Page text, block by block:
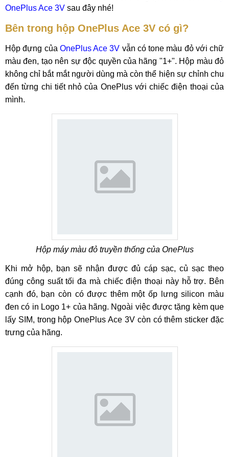
OnePlus Ace 3V sau đây nhé!
Bên trong hộp OnePlus Ace 3V có gì?
Hộp đựng của OnePlus Ace 3V vẫn có tone màu đỏ với chữ
màu đen, tạo nên sự độc quyền của hãng "1+". Hộp màu đỏ
không chỉ bắt mắt người dùng mà còn thể hiện sự chỉnh chu
đến từng chi tiết nhỏ của OnePlus với chiếc điện thoại của
mình.
Hộp máy màu đỏ truyền thống của OnePlus
Khi mở hộp, bạn sẽ nhận được đủ cáp sạc, củ sạc theo
đúng công suất tối đa mà chiếc điện thoại này hỗ trợ. Bên
cạnh đó, bạn còn có được thêm một ốp lưng silicon màu
đen có in Logo 1+ của hãng. Ngoài việc được tặng kèm que
lấy SIM, trong hộp OnePlus Ace 3V còn có thêm sticker đặc
trưng của hãng.